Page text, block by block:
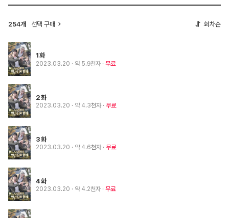
254개 선택 구매 회차순
1화
2023.03.20 · 약 5.9천자 무료
2화
2023.03.20 · 약 4.3천자 무료
3화
2023.03.20 · 약 4.6천자 무료
4화
2023.03.20 · 약 4.2천자 무료